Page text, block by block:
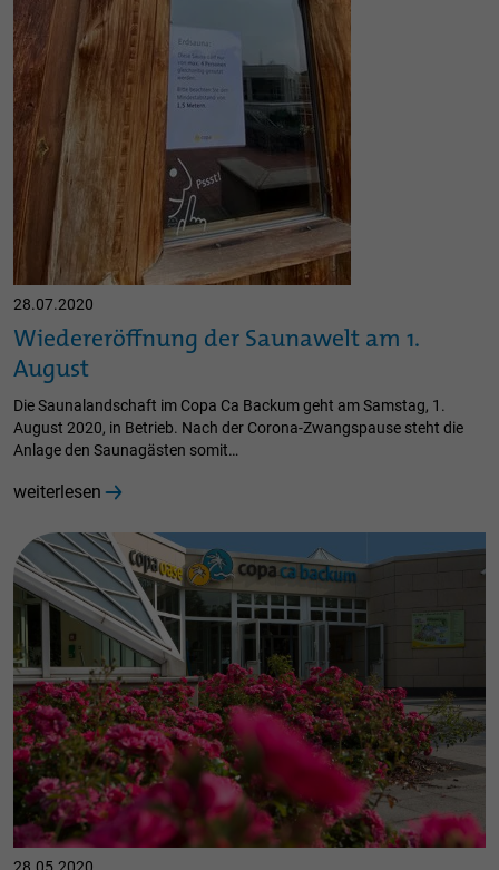
28.07.2020
Wiedereröffnung der Saunawelt am 1.
August
Die Saunalandschaft im Copa Ca Backum geht am Samstag, 1.
August 2020, in Betrieb. Nach der Corona-Zwangspause steht die
Anlage den Saunagästen somit…
weiterlesen